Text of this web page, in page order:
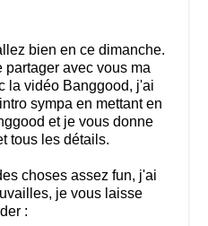
bien en ce dimanche.
avec vous ma
la vidéo Banggood, j'ai
sympa en mettant en
et je vous donne
tous les détails.
choses assez fun, j'ai
je vous laisse
: